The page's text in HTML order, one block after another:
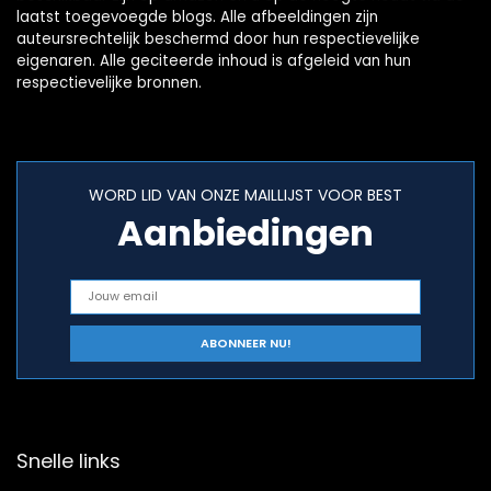
laatst toegevoegde blogs. Alle afbeeldingen zijn
auteursrechtelijk beschermd door hun respectievelijke
eigenaren. Alle geciteerde inhoud is afgeleid van hun
respectievelijke bronnen.
WORD LID VAN ONZE MAILLIJST VOOR BEST
Aanbiedingen
Snelle links